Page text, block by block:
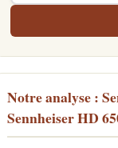
Notre analyse :
Sennheiser HD